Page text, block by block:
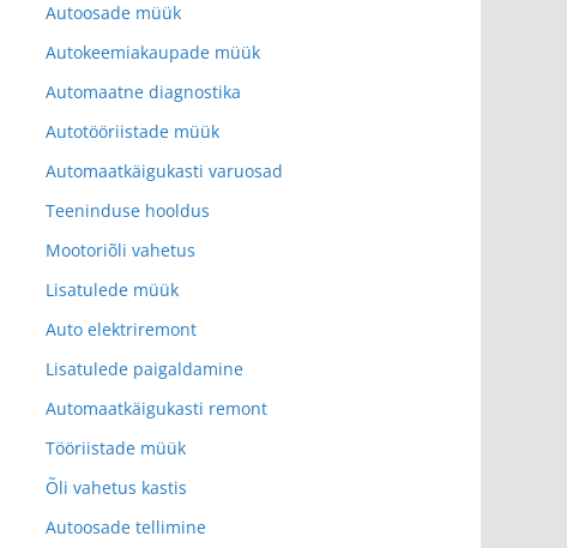
Autoosade müük
Autokeemiakaupade müük
Automaatne diagnostika
Autotööriistade müük
Automaatkäigukasti varuosad
Teeninduse hooldus
Mootoriõli vahetus
Lisatulede müük
Auto elektriremont
Lisatulede paigaldamine
Automaatkäigukasti remont
Tööriistade müük
Õli vahetus kastis
Autoosade tellimine